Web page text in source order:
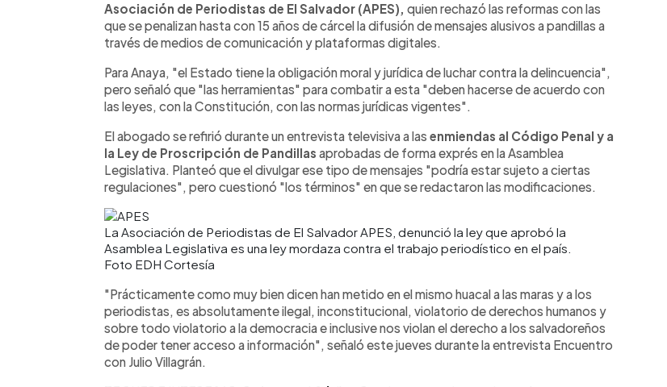
Asociación de Periodistas de El Salvador (APES), quien rechazó las reformas con las
que se penalizan hasta con 15 años de cárcel la difusión de mensajes alusivos a pandillas a
través de medios de comunicación y plataformas digitales.
Para Anaya, "el Estado tiene la obligación moral y jurídica de luchar contra la delincuencia",
pero señaló que "las herramientas" para combatir a esta "deben hacerse de acuerdo con
las leyes, con la Constitución, con las normas jurídicas vigentes".
El abogado se refirió durante un entrevista televisiva a las enmiendas al Código Penal y a
la Ley de Proscripción de Pandillas aprobadas de forma exprés en la Asamblea
Legislativa. Planteó que el divulgar ese tipo de mensajes "podría estar sujeto a ciertas
regulaciones", pero cuestionó "los términos" en que se redactaron las modificaciones.
La Asociación de Periodistas de El Salvador APES, denunció la ley que aprobó la
Asamblea Legislativa es una ley mordaza contra el trabajo periodístico en el país.
Foto EDH Cortesía
"Prácticamente como muy bien dicen han metido en el mismo huacal a las maras y a los
periodistas, es absolutamente ilegal, inconstitucional, violatorio de derechos humanos y
sobre todo violatorio a la democracia e inclusive nos violan el derecho a los salvadoreños
de poder tener acceso a información", señaló este jueves durante la entrevista Encuentro
con Julio Villagrán.